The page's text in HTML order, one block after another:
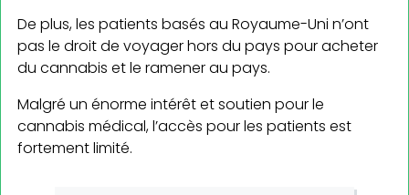
De plus, les patients basés au Royaume-Uni n’ont
pas le droit de voyager hors du pays pour acheter
du cannabis et le ramener au pays.
Malgré un énorme intérêt et soutien pour le
cannabis médical, l’accès pour les patients est
fortement limité.